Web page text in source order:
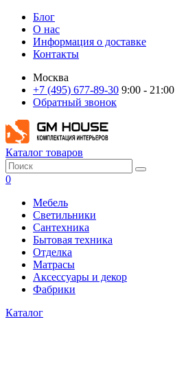
Блог
О нас
Информация о доставке
Контакты
Москва
+7 (495) 677-89-30 9:00 - 21:00
Обратный звонок
Каталог товаров
0
Мебель
Светильники
Сантехника
Бытовая техника
Отделка
Матрасы
Аксессуары и декор
Фабрики
Каталог